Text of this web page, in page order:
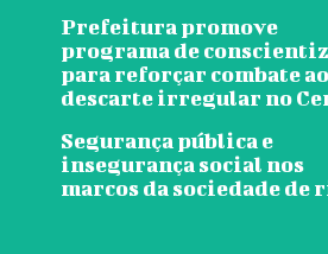
Prefeitura promove
programa de
para reforçar combate ao
descarte irregular no
Segurança pública e
insegurança social nos
marcos da sociedade de